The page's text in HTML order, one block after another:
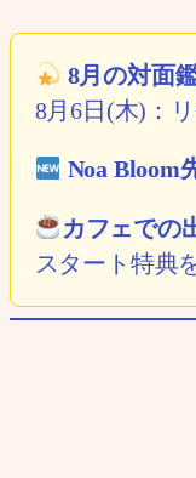
8月の対面
8月6日(木)：
Noa Bloom
カフェでの
スタート特典